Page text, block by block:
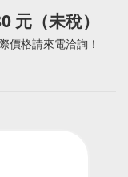
元（未稅）
價格請來電洽詢！